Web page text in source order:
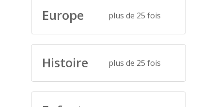
Europe plus de 25 fois
Histoire plus de 25 fois